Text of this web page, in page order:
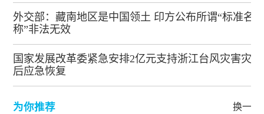
外交部：藏南地区是中国领土 印方公布所谓“标准名
称”非法无效
国家发展改革委紧急安排2亿元支持浙江台风灾害灾
后应急恢复
为你推荐 换一批